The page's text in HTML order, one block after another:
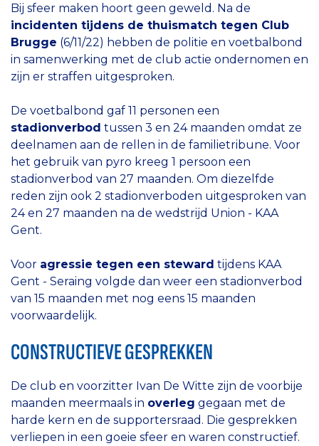
Bij sfeer maken hoort geen geweld. Na de
incidenten tijdens de thuismatch tegen Club
Brugge (6/11/22) hebben de politie en voetbalbond
in samenwerking met de club actie ondernomen en
zijn er straffen uitgesproken.
De voetbalbond gaf 11 personen een
stadionverbod tussen 3 en 24 maanden omdat ze
deelnamen aan de rellen in de familietribune. Voor
het gebruik van pyro kreeg 1 persoon een
stadionverbod van 27 maanden. Om diezelfde
reden zijn ook 2 stadionverboden uitgesproken van
24 en 27 maanden na de wedstrijd Union - KAA
Gent.
Voor agressie tegen een steward tijdens KAA
Gent - Seraing volgde dan weer een stadionverbod
van 15 maanden met nog eens 15 maanden
voorwaardelijk.
CONSTRUCTIEVE GESPREKKEN
De club en voorzitter Ivan De Witte zijn de voorbije
maanden meermaals in overleg gegaan met de
harde kern en de supportersraad. Die gesprekken
verliepen in een goeie sfeer en waren constructief.